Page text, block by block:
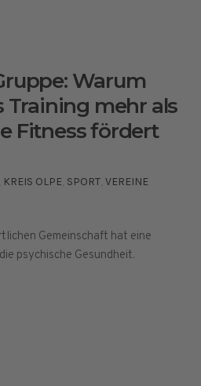
Warum
Training mehr als
Fitness fördert
, KREIS OLPE, SPORT,VEREINE
Gemeinschaft hat eine
psychische Gesundheit.